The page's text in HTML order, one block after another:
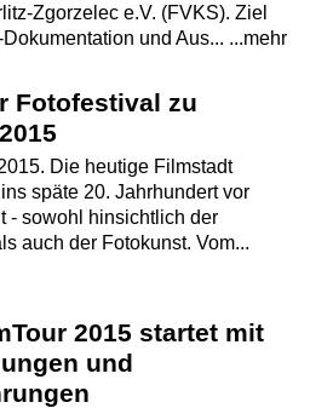
Zgorzelec e.V. (FVKS). Ziel
und Aus... ...mehr
Fotofestival zu
Die heutige Filmstadt
späte 20. Jahrhundert vor
- sowohl hinsichtlich der
auch der Fotokunst. Vom...
2015 startet mit
und